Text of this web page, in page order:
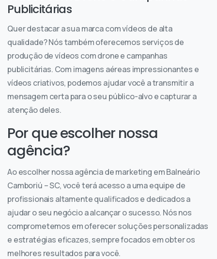
Publicitárias
Quer destacar a sua marca com vídeos de alta
qualidade? Nós também oferecemos serviços de
produção de vídeos com drone e campanhas
publicitárias. Com imagens aéreas impressionantes e
vídeos criativos, podemos ajudar você a transmitir a
mensagem certa para o seu público-alvo e capturar a
atenção deles.
Por que escolher nossa
agência?
Ao escolher nossa agência de marketing em Balneário
Camboriú – SC, você terá acesso a uma equipe de
profissionais altamente qualificados e dedicados a
ajudar o seu negócio a alcançar o sucesso. Nós nos
comprometemos em oferecer soluções personalizadas
e estratégias eficazes, sempre focados em obter os
melhores resultados para você.